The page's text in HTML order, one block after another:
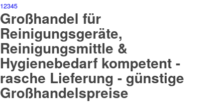
12345
Großhandel für
Reinigungsgeräte,
Reinigungsmittle &
Hygienebedarf kompetent -
rasche Lieferung - günstige
Großhandelspreise